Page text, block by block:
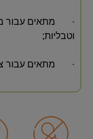
· מתאים עבור
וטבליות;
· מתאים עבור